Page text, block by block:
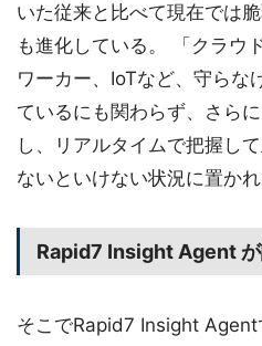
いた従来と比べて現在では
も進化している。 「クラウ
ワーカー、IoTなど、守らな
ているにも関わらず、さら
し、リアルタイムで把握し
ないといけない状況に置か
Rapid7 Insight Agent が
そこでRapid7 Insight Agent